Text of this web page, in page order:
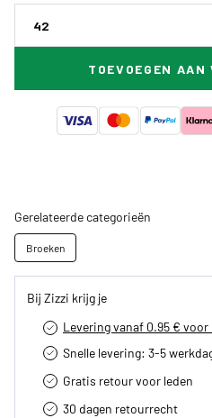
42
TOEVOEGEN AAN
Gerelateerde categorieën
Broeken
Bij Zizzi krijg je
Levering vanaf 0.95 € voor
Snelle levering: 3-5
Gratis retour voor leden
30 dagen retourrecht­